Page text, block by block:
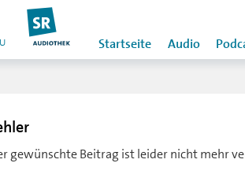
Startseite Audio
gewünschte Beitrag ist leider nicht mehr